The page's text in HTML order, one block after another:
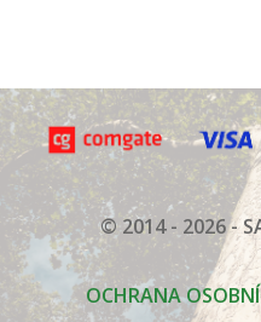
© 2014 - 2026 -
OCHRANA